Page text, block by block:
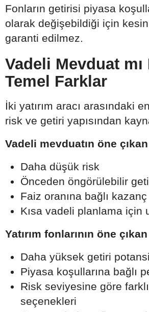
Fonların getirisi piyasa
olarak değişebildiği için
garanti edilmez.
Vadeli Mevduat
Temel Farklar
İki yatırım aracı arasındaki
risk ve getiri yapısından
Vadeli mevduatın öne
Daha düşük risk
Önceden öngörülebilir
Faiz oranına bağlı kazanç
Kısa vadeli planlama için
Yatırım fonlarının öne
Daha yüksek getiri
Piyasa koşullarına bağlı
Risk seviyesine göre
seçenekleri